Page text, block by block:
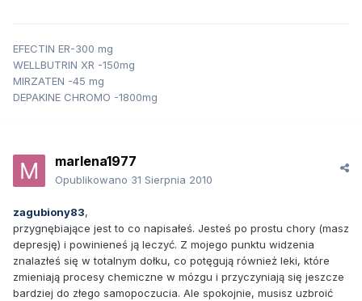
EFECTIN ER-300 mg
WELLBUTRIN XR -150mg
MIRZATEN -45 mg
DEPAKINE CHROMO -1800mg
marlena1977
Opublikowano 31 Sierpnia 2010
zagubiony83,
przygnębiające jest to co napisałeś. Jesteś po prostu chory (masz
depresję) i powinieneś ją leczyć. Z mojego punktu widzenia
znalazłeś się w totalnym dołku, co potęgują również leki, które
zmieniają procesy chemiczne w mózgu i przyczyniają się jeszcze
bardziej do złego samopoczucia. Ale spokojnie, musisz uzbroić